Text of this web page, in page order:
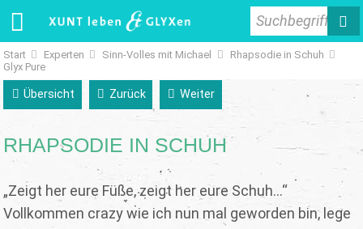
Suchbegriff
Start Experten Sinn-Volles mit Michael
Rhapsodie in Schuh
Glyx Pure
Übersicht Zurück Weiter
RHAPSODIE IN SCHUH
„Zeigt her eure Füße, zeigt her eure Schuh…“
Vollkommen crazy wie ich nun mal geworden bin, lege